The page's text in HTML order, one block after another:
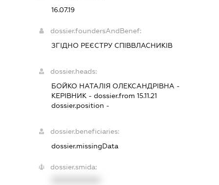
16.07.19
dossier.foundersAndBenef:
ЗГІДНО РЕЄСТРУ СПІВВЛАСНИКІВ
dossier.heads:
БОЙКО НАТАЛІЯ ОЛЕКСАНДРІВНА -
КЕРІВНИК- dossier.from 15.11.21
dossier.position -
dossier.beneficiaries:
dossier.missingData
dossier.smida: